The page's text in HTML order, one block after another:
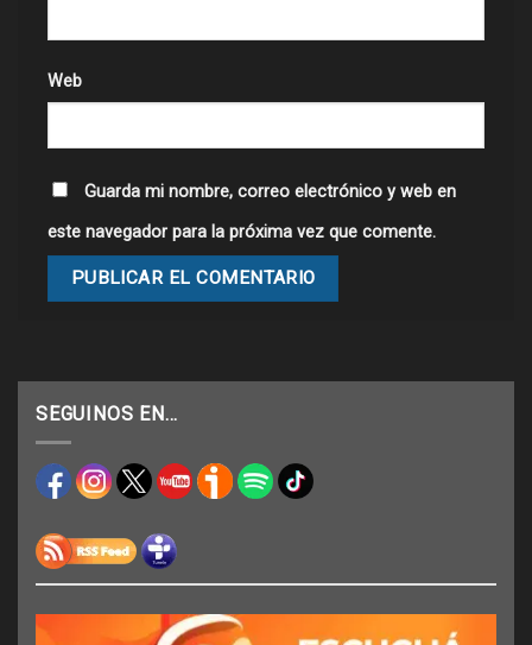
Web
Guarda mi nombre, correo electrónico y web en
este navegador para la próxima vez que comente.
SEGUINOS EN…